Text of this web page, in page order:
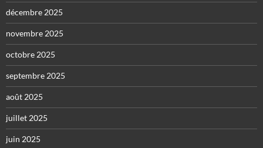
décembre 2025
novembre 2025
octobre 2025
septembre 2025
août 2025
juillet 2025
juin 2025